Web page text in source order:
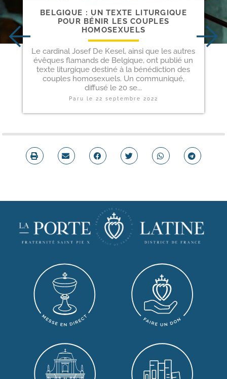
BELGIQUE : UN TEXTE LITURGIQUE
POUR BÉNIR LES COUPLES
HOMOSEXUELS
Le cardinal Josef De Kesel, ainsi que les autres
évêques flamands de Belgique, ont publié un
texte liturgique destiné à la bénédiction des
couples homosexuels. Un communiqué,
diffusé le 20 se...
Paru le 22 septembre 2022